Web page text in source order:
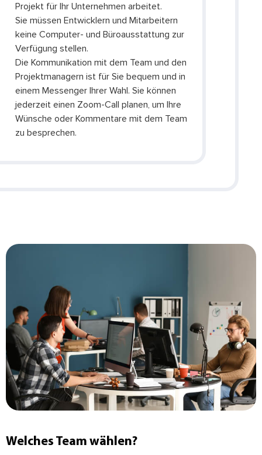
Projekt für Ihr Unternehmen arbeitet.
Sie müssen Entwicklern und Mitarbeitern
keine Computer- und Büroausstattung zur
Verfügung stellen.
Die Kommunikation mit dem Team und den
Projektmanagern ist für Sie bequem und in
einem Messenger Ihrer Wahl. Sie können
jederzeit einen Zoom-Call planen, um Ihre
Wünsche oder Kommentare mit dem Team
zu besprechen.
Welches Team wählen?